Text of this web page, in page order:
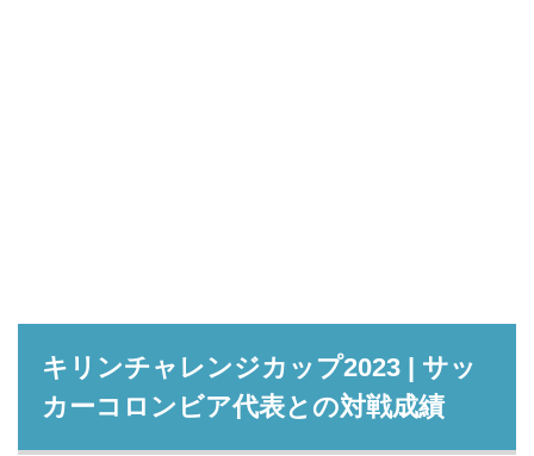
キリンチャレンジカップ2023 | サッ
カーコロンビア代表との対戦成績